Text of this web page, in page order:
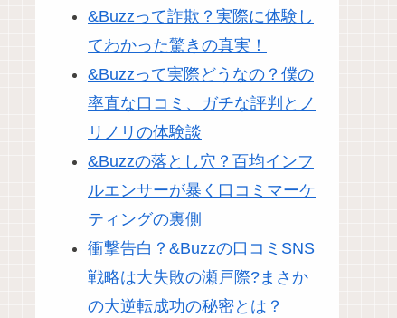
&Buzzって詐欺？実際に体験し
てわかった驚きの真実！
&Buzzって実際どうなの？僕の
率直な口コミ、ガチな評判とノ
リノリの体験談
&Buzzの落とし穴？百均インフ
ルエンサーが暴く口コミマーケ
ティングの裏側
衝撃告白？&Buzzの口コミSNS
戦略は大失敗の瀬戸際?まさか
の大逆転成功の秘密とは？